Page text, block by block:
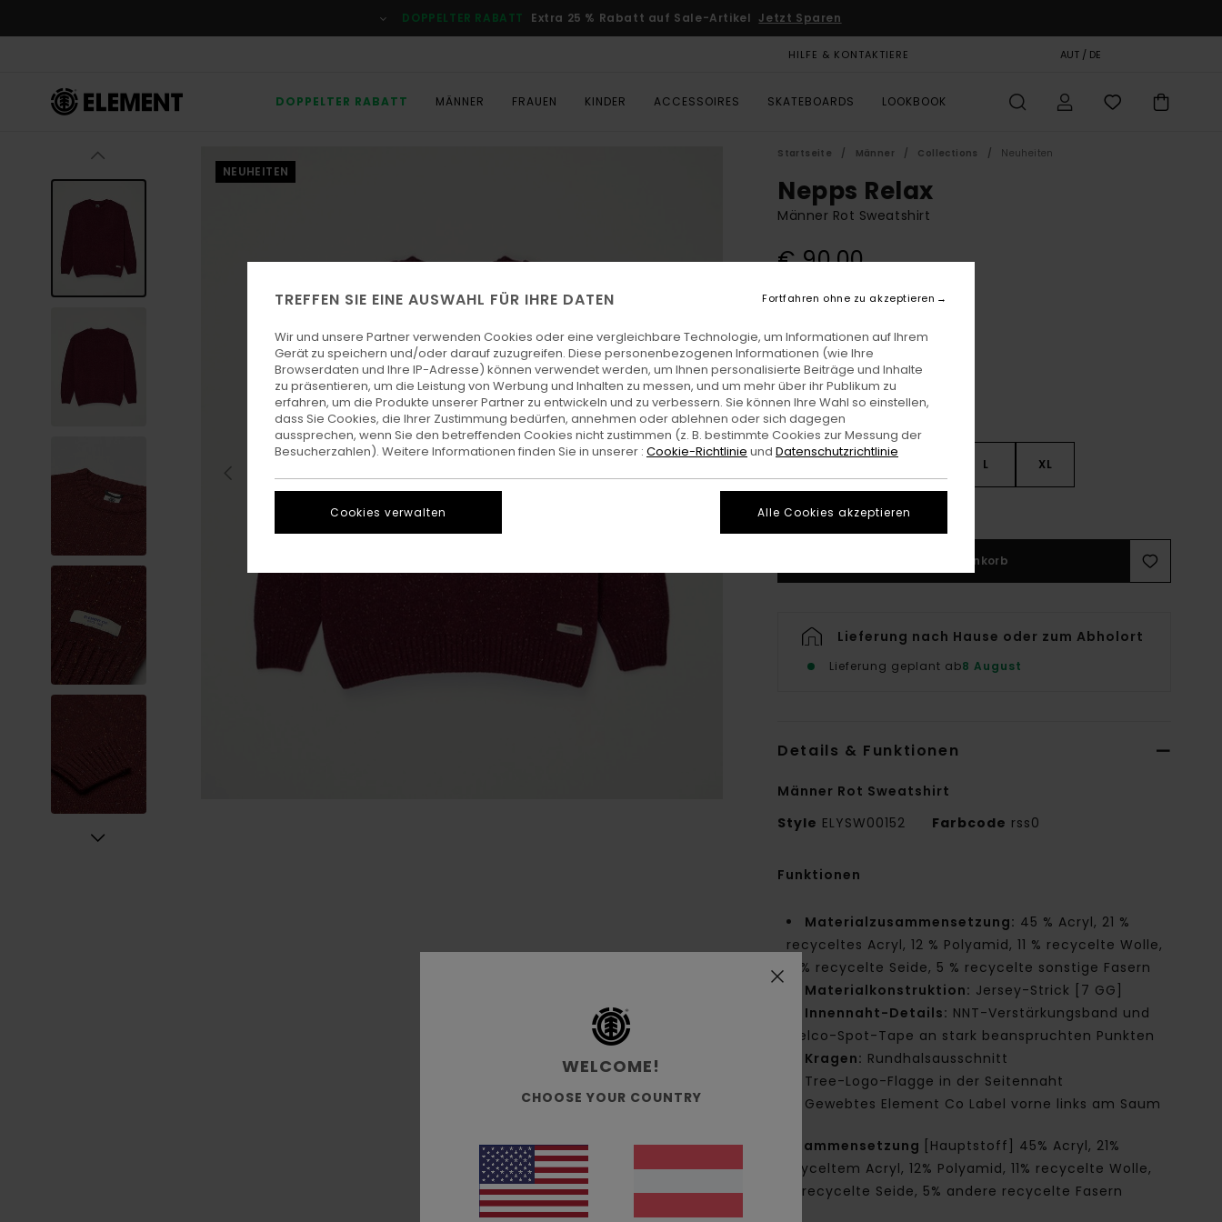
Produktinformation
DOPPELTER RABATT Extra 25 % Rabatt auf Sale-Artikel Jetzt Sparen
HILFE & KONTAKTIERE AUT / DE
DOPPELTER RABATT MÄNNER FRAUEN KINDER ACCESSOIRES SKATEBOARDS LOOKBOOK
NEUHEITEN
Startseite Männer Collections Neuheiten
Nepps Relax
Männer Rot Sweatshirt
€ 90,00
L XL
Größentabelle Ansehen
In den Warenkorb
Lieferung nach Hause oder zum Abholort
Lieferung geplant ab8 August
Details & Funktionen
Männer Rot Sweatshirt
Style ELYSW00152 Farbcode rss0
Funktionen
Materialzusammensetzung: 45 % Acryl, 21 %
recyceltes Acryl, 12 % Polyamid, 11 % recycelte Wolle,
6 % recycelte Seide, 5 % recycelte sonstige Fasern
Materialkonstruktion: Jersey-Strick [7 GG]
Innennaht-Details: NNT-Verstärkungsband und
Melco-Spot-Tape an stark beanspruchten Punkten
Kragen: Rundhalsausschnitt
Tree-Logo-Flagge in der Seitennaht
Gewebtes Element Co Label vorne links am Saum
Zusammensetzung
[Hauptstoff] 45% Acryl, 21%
recyceltem Acryl, 12% Polyamid, 11% recycelte Wolle,
6% recycelte Seide, 5% andere recycelte Fasern
WELCOME!
CHOOSE YOUR COUNTRY
TREFFEN SIE EINE AUSWAHL FÜR IHRE DATEN
Wir und unsere Partner verwenden Cookies oder eine vergleichbare Technologie, um Informationen auf Ihrem
Gerät zu speichern und/oder darauf zuzugreifen. Diese personenbezogenen Informationen (wie Ihre
Browserdaten und Ihre IP-Adresse) können verwendet werden, um Ihnen personalisierte Beiträge und Inhalte
zu präsentieren, um die Leistung von Werbung und Inhalten zu messen, und um mehr über ihr Publikum zu
erfahren, um die Produkte unserer Partner zu entwickeln und zu verbessern. Sie können Ihre Wahl so einstellen,
dass Sie Cookies, die Ihrer Zustimmung bedürfen, annehmen oder ablehnen oder sich dagegen
aussprechen, wenn Sie den betreffenden Cookies nicht zustimmen (z. B. bestimmte Cookies zur Messung der
Besucherzahlen). Weitere Informationen finden Sie in unserer : Cookie-Richtlinie und Datenschutzrichtlinie
Cookies verwalten
Fortfahren ohne zu akzeptieren
Alle Cookies akzeptieren